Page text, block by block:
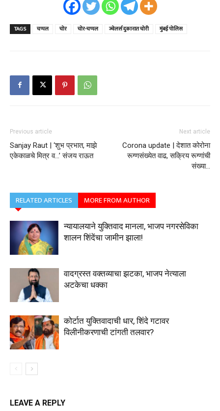
TAGS चप्पल चोर चोर-चप्पल ज्वेलर्स दुकानात चोरी मुंबई पोलिस
Previous article
Sanjay Raut | ‘शुभ प्रभात, माझे
एकेकाळचे मित्र व…’ संजय राऊत
Next article
Corona update | देशात कोरोना
रूग्णसंख्येत वाढ, सक्रिय रूग्णांची
संख्या…
RELATED ARTICLES MORE FROM AUTHOR
न्यायालयाने युक्तिवाद मानला, भाजप नगरसेविका
शालन शिंदेंचा जामीन झाला!
वादग्रस्त वक्तव्याचा झटका, भाजप नेत्याला
अटकेचा धक्का
कोर्टात युक्तिवादाची धार, शिंदे गटावर
विलीनीकरणाची टांगती तलवार?
LEAVE A REPLY